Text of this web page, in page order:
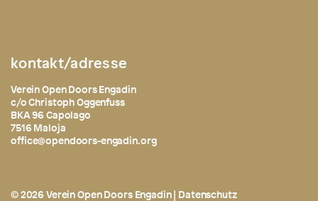
kontakt/adresse
Verein Open Doors Engadin
c/o Christoph Oggenfuss
BKA 96 Capolago
7516 Maloja
office@opendoors-engadin.org
© 2026 Verein Open Doors Engadin | Datenschutz